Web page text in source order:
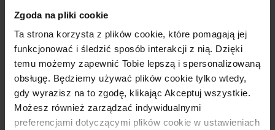
Zgoda na pliki cookie
Ta strona korzysta z plików cookie, które pomagają jej
funkcjonować i śledzić sposób interakcji z nią. Dzięki
temu możemy zapewnić Tobie lepszą i spersonalizowaną
obsługę. Będziemy używać plików cookie tylko wtedy,
gdy wyrazisz na to zgodę, klikając Akceptuj wszystkie.
Możesz również zarządzać indywidualnymi
preferencjami dotyczącymi plików cookie w ustawieniach
D.0